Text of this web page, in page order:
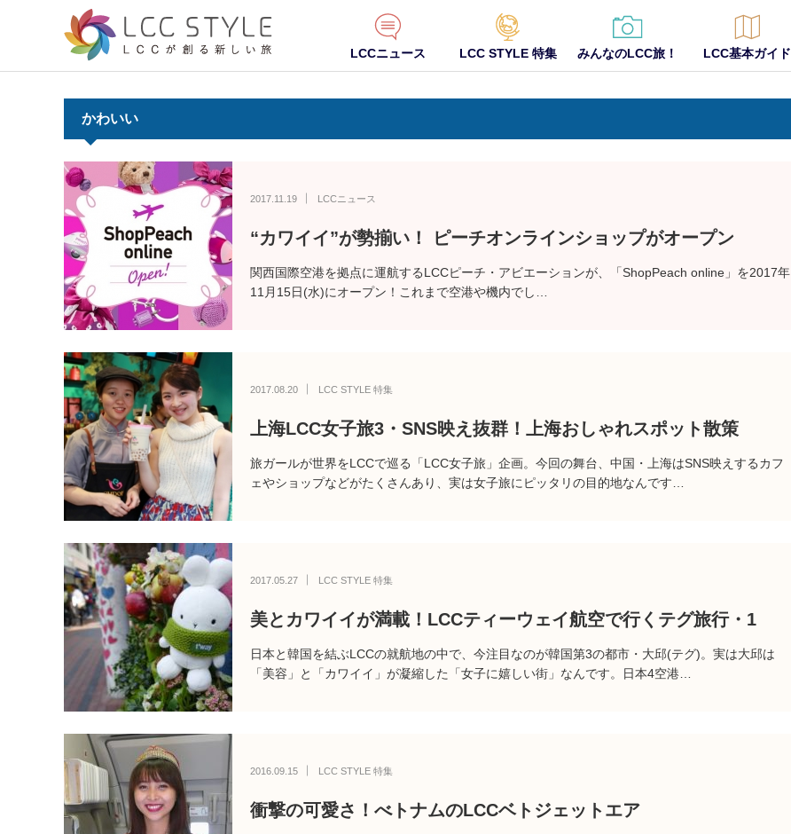
LCCニュース LCC STYLE 特集 みんなのLCC旅！ LCC基本ガイド
かわいい
2017.11.19 LCCニュース
“カワイイ”が勢揃い！ ピーチオンラインショップがオープン
関西国際空港を拠点に運航するLCCピーチ・アビエーションが、「ShopPeach online」を2017年
11月15日(水)にオープン！これまで空港や機内でし…
2017.08.20 LCC STYLE 特集
上海LCC女子旅3・SNS映え抜群！上海おしゃれスポット散策
旅ガールが世界をLCCで巡る「LCC女子旅」企画。今回の舞台、中国・上海はSNS映えするカフ
ェやショップなどがたくさんあり、実は女子旅にピッタリの目的地なんです…
2017.05.27 LCC STYLE 特集
美とカワイイが満載！LCCティーウェイ航空で行くテグ旅行・1
日本と韓国を結ぶLCCの就航地の中で、今注目なのが韓国第3の都市・大邱(テグ)。実は大邱は
「美容」と「カワイイ」が凝縮した「女子に嬉しい街」なんです。日本4空港…
2016.09.15 LCC STYLE 特集
衝撃の可愛さ！べトナムのLCCベトジェットエア